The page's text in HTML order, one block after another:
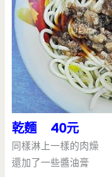
乾麵 40元
同樣淋上一樣的肉燥
還加了一些醬油膏